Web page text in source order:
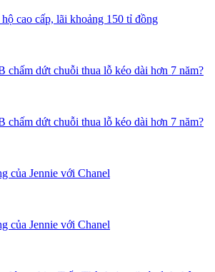
cao cấp, lãi khoảng 150 tỉ đồng
dứt chuỗi thua lỗ kéo dài hơn 7 năm?
dứt chuỗi thua lỗ kéo dài hơn 7 năm?
của Jennie với Chanel
của Jennie với Chanel